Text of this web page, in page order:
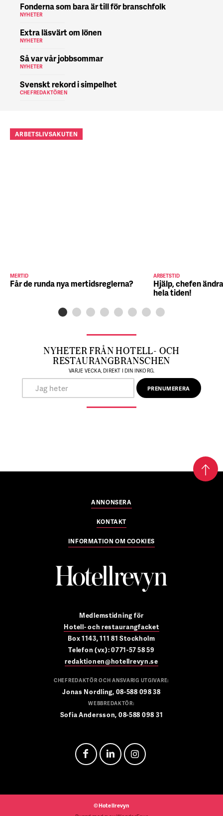
Fonderna som bara är till för branschfolk
NYHETER
Extra läsvärt om lönen
NYHETER
Så var vår jobbsommar
NYHETER
Svenskt rekord i simpelhet
CHEFREDAKTÖREN
ARBETSLIVSAKUTEN
MERTID
Får de runda nya mertidsreglerna?
ARBETSTID
Hjälp, chefen
hela tiden!
NYHETER FRÅN HOTELL- OCH
RESTAURANGBRANSCHEN
VARJE VECKA, DIREKT I DIN INKORG.
ANNONSERA
KONTAKT
INFORMATION OM COOKIES
Medlemstidning för
Hotell- och restaurangfacket
Box 1143, 111 81 Stockholm
Telefon (vx): 0771-57 58 59
redaktionen@hotellrevyn.se
CHEFREDAKTÖR OCH ANSVARIG UTGIVARE:
Jonas Nordling, 08-588 098 38
WEBBREDAKTÖR:
Sofia Andersson, 08-588 098 31
©Hotellrevyn